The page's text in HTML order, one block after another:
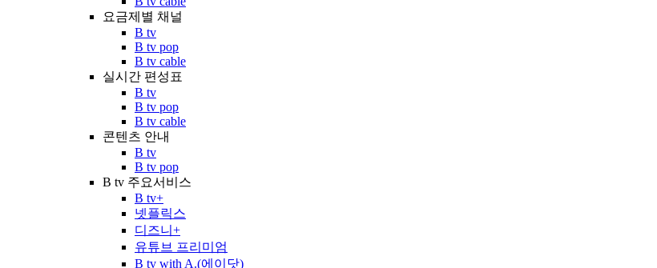
요금제별 채널
B tv
B tv pop
B tv cable
실시간 편성표
B tv
B tv pop
B tv cable
콘텐츠 안내
B tv
B tv pop
B tv 주요서비스
B tv+
넷플릭스
디즈니+
유튜브 프리미엄
B tv with A.(에이닷)